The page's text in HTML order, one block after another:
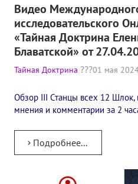
Олимпиада культуры под
МЕЖДУНАРОДНЫЙ ЦЕНТР
О школе Теософии
Открытая школа теософии
Фотоматериалы
Видео
исследовательского
«Тайная Доктрина
Блаватской» от
Тайная Доктрина 01 мая
Обзор III Станцы всех 12
мнения и комментарии за 2
Подробнее...